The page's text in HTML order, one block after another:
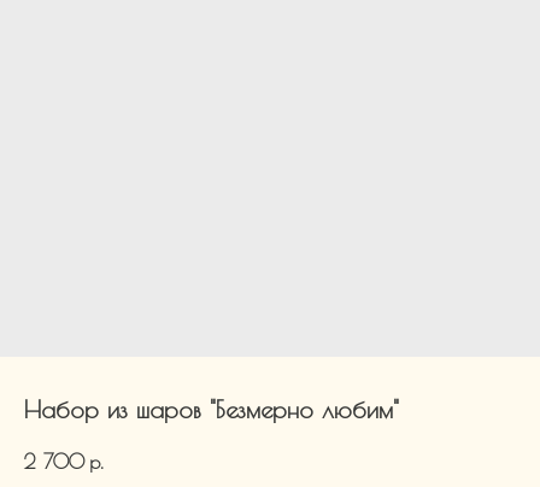
Набор из шаров "Безмерно любим"
2 700 р.